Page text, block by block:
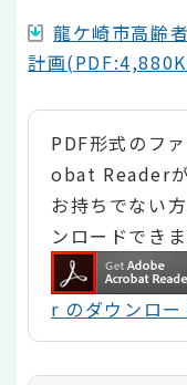
龍ケ崎市高齢
計画
PDF形式のフ
obat Readerが
お持ちでない
ンロードできま
r のダウンロー